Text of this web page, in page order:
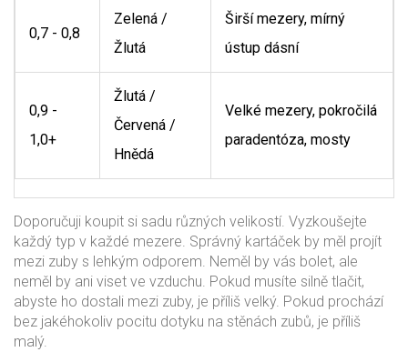
0,7 - 0,8
Zelená /
Žlutá
Širší mezery, mírný
ústup dásní
0,9 -
1,0+
Žlutá /
Červená /
Hnědá
Velké mezery, pokročilá
paradentóza, mosty
Doporučuji koupit si sadu různých velikostí. Vyzkoušejte
každý typ v každé mezere. Správný kartáček by měl projít
mezi zuby s lehkým odporem. Neměl by vás bolet, ale
neměl by ani viset ve vzduchu. Pokud musíte silně tlačit,
abyste ho dostali mezi zuby, je příliš velký. Pokud prochází
bez jakéhokoliv pocitu dotyku na stěnách zubů, je příliš
malý.